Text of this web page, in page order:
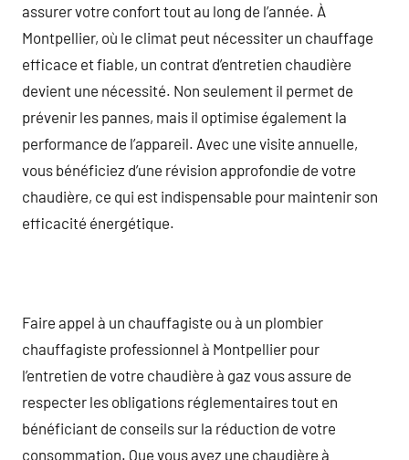
assurer votre confort tout au long de l’année. À
Montpellier, où le climat peut nécessiter un chauffage
efficace et fiable, un contrat d’entretien chaudière
devient une nécessité. Non seulement il permet de
prévenir les pannes, mais il optimise également la
performance de l’appareil. Avec une visite annuelle,
vous bénéficiez d’une révision approfondie de votre
chaudière, ce qui est indispensable pour maintenir son
efficacité énergétique.
Faire appel à un chauffagiste ou à un plombier
chauffagiste professionnel à Montpellier pour
l’entretien de votre chaudière à gaz vous assure de
respecter les obligations réglementaires tout en
bénéficiant de conseils sur la réduction de votre
consommation. Que vous ayez une chaudière à